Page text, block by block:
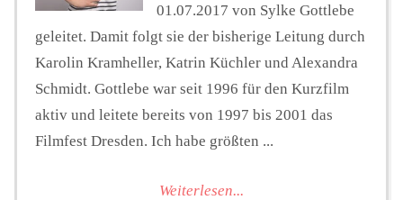
Unterstützen
01.07.2017 von Sylke Gottlebe
geleitet. Damit folgt sie der bisherige Leitung durch
Karolin Kramheller, Katrin Küchler und Alexandra
Schmidt. Gottlebe war seit 1996 für den Kurzfilm
aktiv und leitete bereits von 1997 bis 2001 das
Filmfest Dresden. Ich habe größten ...
Weiterlesen...